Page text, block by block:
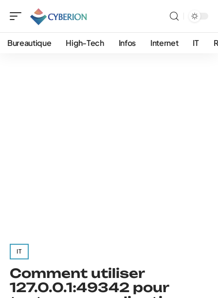
Bureautique High-Tech Infos Internet IT
IT
Comment utiliser
127.0.0.1:49342 pour